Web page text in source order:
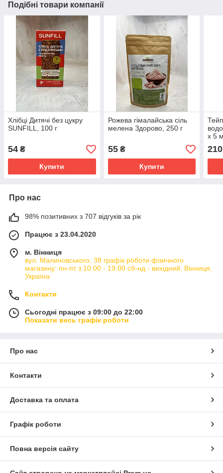
Подібні товари компанії
Хлібці Дитячі без цукру
SUNFILL, 100 г
54 ₴
Купити
Рожева гімалайська сіль
мелена Здорово, 250 г
55₴
Купити
х 5
210
Про нас
98% позитивних з 707 відгуків за рік
Працює з 23.04.2020
м. Вінниця
вул. Малиновського, 38 графік роботи фізичного
магазину: пн-пт з 10:00 - 19:00 сб-нд - вихідний, Вінниця,
Україна
Контакти
Сьогодні працює з 09:00 до 22:00
Показати весь графік роботи
Про нас
Контакти
Доставка та оплата
Графік роботи
Повна версія сайту